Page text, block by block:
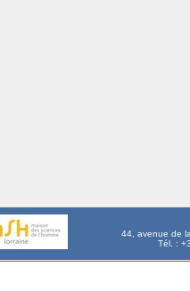
44, avenue de
Tél. :